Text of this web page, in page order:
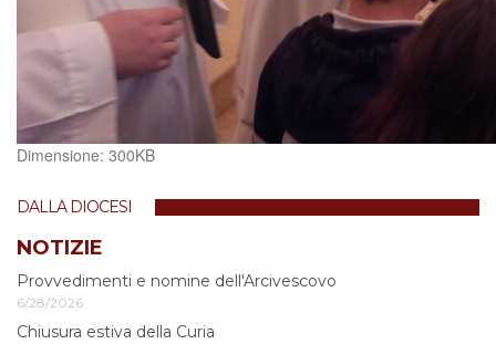
Clicca
vedere
alle
originali…
Dimensione: 300KB
DALLA DIOCESI
NOTIZIE
Provvedimenti e nomine dell'Arcivescovo
6/28/2026
Chiusura estiva della Curia